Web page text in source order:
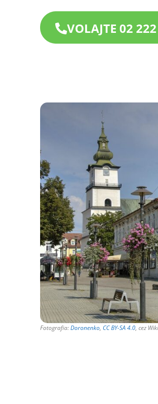
VOLAJTE 02
Fotografia:Doronenko, CC BY-SA 4.0, cez